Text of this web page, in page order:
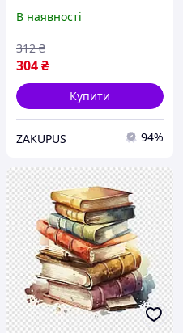
безпеки EN 12413
В наявності
304₴
312 ₴
Купити
ZAKUPUS 94%